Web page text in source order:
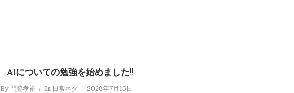
AIについての勉強を始めました!!
By 門脇孝裕 In 日常ネタ 2026年7月15日